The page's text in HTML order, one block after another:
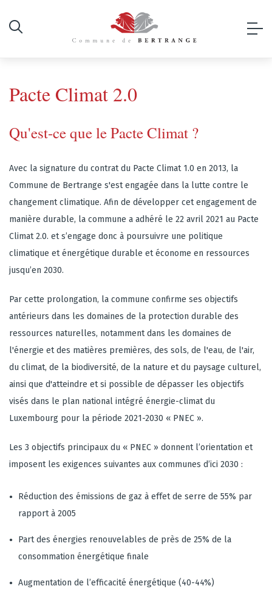
Pacte Climat 2.0
Qu'est-ce que le Pacte Climat ?
Avec la signature du contrat du Pacte Climat 1.0 en 2013, la
Commune de Bertrange s'est engagée dans la lutte contre le
changement climatique. Afin de développer cet engagement de
manière durable, la commune a adhéré le 22 avril 2021 au Pacte
Climat 2.0. et s’engage donc à poursuivre une politique
climatique et énergétique durable et économe en ressources
jusqu’en 2030.
Par cette prolongation, la commune confirme ses objectifs
antérieurs dans les domaines de la protection durable des
ressources naturelles, notamment dans les domaines de
l'énergie et des matières premières, des sols, de l'eau, de l'air,
du climat, de la biodiversité, de la nature et du paysage culturel,
ainsi que d'atteindre et si possible de dépasser les objectifs
visés dans le plan national intégré énergie-climat du
Luxembourg pour la période 2021-2030 « PNEC ».
Les 3 objectifs principaux du « PNEC » donnent l’orientation et
imposent les exigences suivantes aux communes d’ici 2030 :
Réduction des émissions de gaz à effet de serre de 55% par
rapport à 2005
Part des énergies renouvelables de près de 25% de la
consommation énergétique finale
Augmentation de l’efficacité énergétique (40-44%)